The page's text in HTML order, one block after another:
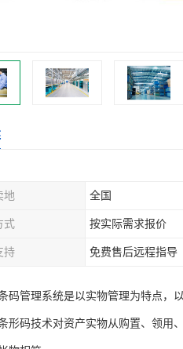
地 全国
式 按实际需求报价
持 免费售后远程指导
码管理系统是以实物管理为特点，
形码技术对资产实物从购置、领用